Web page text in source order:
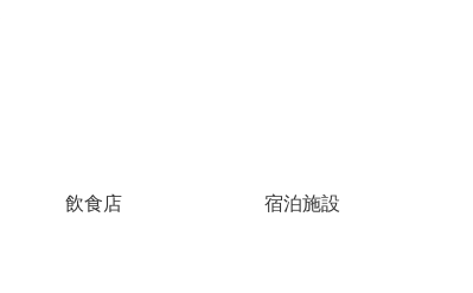
飲食店 宿泊施設